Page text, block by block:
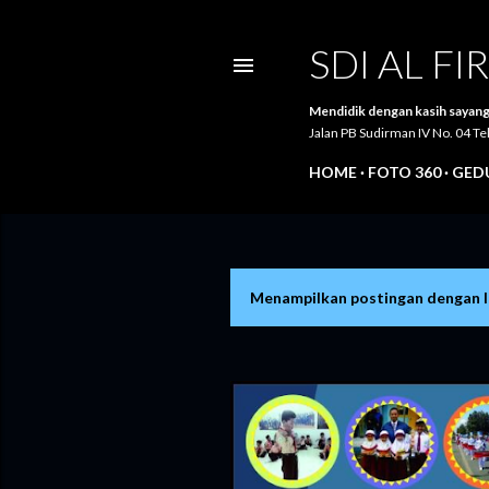
SDI AL
Mendidik dengan kasih
Jalan PB Sudirman IV No. 04
HOME FOTO 360
s
Menampilkan postingan dengan